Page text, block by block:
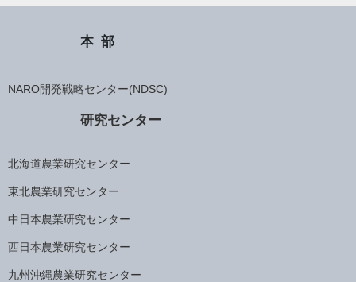
本部
NARO開発戦略センター(NDSC)
研究センター
北海道農業研究センター
東北農業研究センター
中日本農業研究センター
西日本農業研究センター
九州沖縄農業研究センター